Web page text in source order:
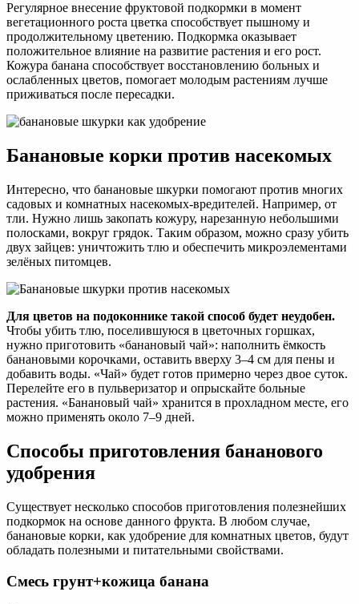
Регулярное внесение фруктовой подкормки в момент
вегетационного роста цветка способствует пышному и
продолжительному цветению. Подкормка оказывает
положительное влияние на развитие растения и его рост.
Кожура банана способствует восстановлению больных и
ослабленных цветов, помогает молодым растениям лучше
приживаться после пересадки.
Банановые корки против насекомых
Интересно, что банановые шкурки помогают против многих
садовых и комнатных насекомых-вредителей. Например, от
тли. Нужно лишь закопать кожуру, нарезанную небольшими
полосками, вокруг грядок. Таким образом, можно сразу убить
двух зайцев: уничтожить тлю и обеспечить микроэлементами
зелёных питомцев.
Для цветов на подоконнике такой способ будет неудобен.
Чтобы убить тлю, поселившуюся в цветочных горшках,
нужно приготовить «банановый чай»: наполнить ёмкость
банановыми корочками, оставить вверху 3–4 см для пены и
добавить воды. «Чай» будет готов примерно через двое суток.
Перелейте его в пульверизатор и опрыскайте больные
растения. «Банановый чай» хранится в прохладном месте, его
можно применять около 7–9 дней.
Способы приготовления бананового
удобрения
Существует несколько способов приготовления полезнейших
подкормок на основе данного фрукта. В любом случае,
банановые корки, как удобрение для комнатных цветов, будут
обладать полезными и питательными свойствами.
Смесь грунт+кожица банана